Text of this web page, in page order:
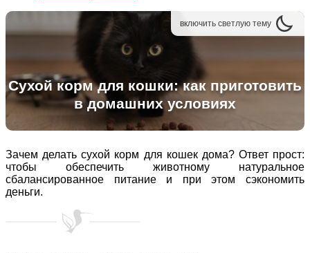
включить светлую тему
Сухой корм для кошки: как приготовить
в домашних условиях
Зачем делать сухой корм для кошек дома? Ответ прост:
чтобы обеспечить животному натуральное
сбалансированное питание и при этом сэкономить
деньги.